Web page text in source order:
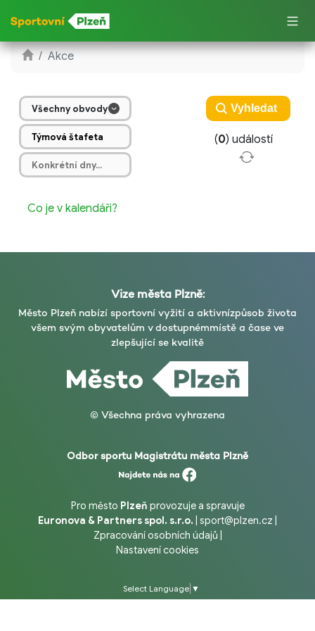
Akce
Všechny obvody
(0) událostí
Co je v kalendáři?
Vize města Plzně:
Město Plzeň nabízí sportovní vyžití a aktivnízpůsob života
všem svým obyvatelům v dostupnémmístě a čase ve
zlepšující se kvalitě
© Všechna práva vyhrazena
Odbor sportu Magistrátu města Plzně
Pro město Plzeň provozuje a spravuje
Euronova & Partners spol. s.r.o. sport@plzen.cz
Zpracování osobních údajů
Nastavení cookies
Select Language ▼